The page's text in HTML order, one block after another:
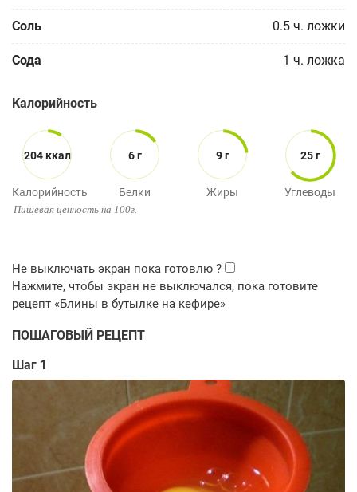
Соль 0.5 ч. ложки
Сода 1 ч. ложка
Калорийность
204 ккал
Калорийность
6 г
Белки
9 г
Жиры
25 г
Углеводы
Пищевая ценность на 100г.
ПОШАГОВЫЙ РЕЦЕПТ
Шаг 1